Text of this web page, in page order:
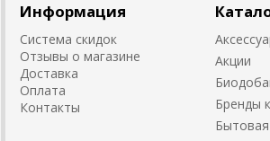
Информация
Система скидок
Отзывы о магазине
Доставка
Оплата
Контакты
Акции
Бренды